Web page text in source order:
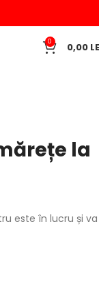
0 0,00
la
este în lucru și va